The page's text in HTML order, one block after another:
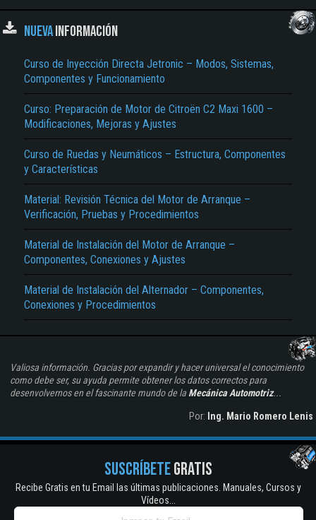
NUEVAINFORMACIÓN
Curso de Inyección Directa Jetronic – Modos, Sistemas,
Componentes y Funcionamiento
Curso: Preparación de Motor de Citroën C2 Maxi 1600 –
Modificaciones, Mejoras y Ajustes
Curso de Ruedas y Neumáticos – Estructura, Componentes
y Características
Material: Revisión Técnica del Motor de Arranque –
Verificación, Pruebas y Procedimientos
Material de Instalación del Motor de Arranque –
Componentes, Conexiones y Ajustes
Material de Instalación del Alternador – Componentes,
Conexiones y Procedimientos
Valiosa información. Gracias por expandir y hacer universal el conocimiento
como debe ser, su ayuda permite obtener los datos correctos para
desenvolvernos en el fascinante mundo de la Mecánica Automotriz...
Por: Ing. Mario Romero Lenis
SUSCRÍBETEGRATIS
Recibe Gratis en tu Email las últimas publicaciones. Manuales, Cursos y
Vídeos...